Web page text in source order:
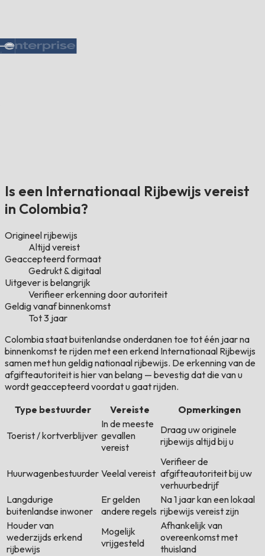
Is een Internationaal Rijbewijs vereist
in Colombia?
Origineel rijbewijs
Altijd vereist
Geaccepteerd formaat
Gedrukt & digitaal
Uitgever is belangrijk
Verifieer erkenning door autoriteit
Geldig vanaf binnenkomst
Tot 3 jaar
Colombia staat buitenlandse onderdanen toe tot één jaar na
binnenkomst te rijden met een erkend Internationaal Rijbewijs
samen met hun geldig nationaal rijbewijs. De erkenning van de
afgifteautoriteit is hier van belang — bevestig dat die van u
wordt geaccepteerd voordat u gaat rijden.
Type bestuurder
Vereiste Opmerkingen
Toerist / kortverblijver
In de meeste
gevallen
vereist
Draag uw originele
rijbewijs altijd bij u
Huurwagenbestuurder Veelal vereist
Verifieer de
afgifteautoriteit bij uw
verhuurbedrijf
Langdurige
buitenlandse inwoner
Er gelden
andere regels
Na 1 jaar kan een lokaal
rijbewijs vereist zijn
Houder van
wederzijds erkend
rijbewijs
Mogelijk
vrijgesteld
Afhankelijk van
overeenkomst met
thuisland